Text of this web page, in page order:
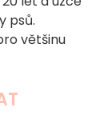
psů.
většinu